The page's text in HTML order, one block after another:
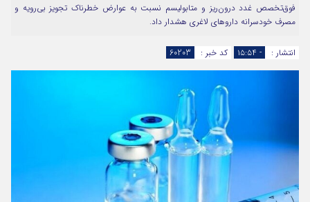
فوق‌تخصص غدد درون‌ریز و متابولیسم نسبت به عوارض خطرناک تجویز بی‌رویه و
مصرف خودسرانه دارو‌های لاغری هشدار داد.
انتشار : - ۱۵:۵۴ کد خبر : 60203